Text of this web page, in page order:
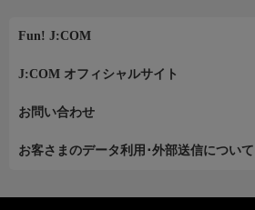
Fun! J:COM
J:COM オフィシャルサイト
お問い合わせ
お客さまのデータ利用･外部送信について